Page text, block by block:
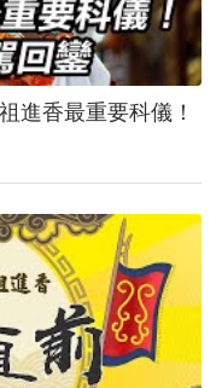
進香最重要科儀！